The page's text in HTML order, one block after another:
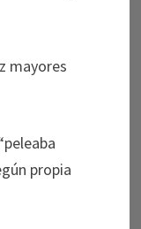
mayores
propia